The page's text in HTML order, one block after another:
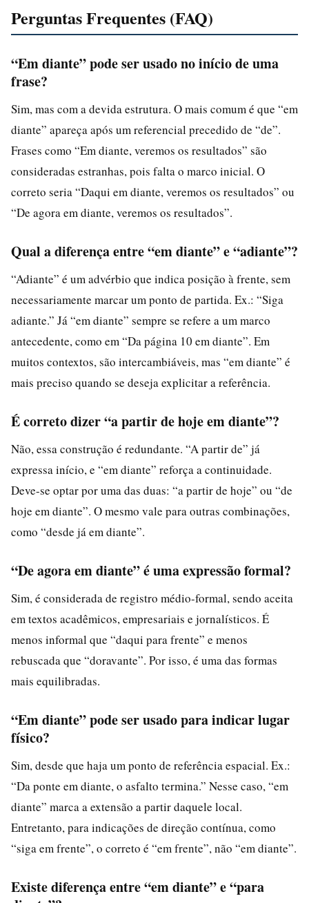
Perguntas Frequentes (FAQ)
“Em diante” pode ser usado no início de uma
frase?
Sim, mas com a devida estrutura. O mais comum é que “em
diante” apareça após um referencial precedido de “de”.
Frases como “Em diante, veremos os resultados” são
consideradas estranhas, pois falta o marco inicial. O
correto seria “Daqui em diante, veremos os resultados” ou
“De agora em diante, veremos os resultados”.
Qual a diferença entre “em diante” e “adiante”?
“Adiante” é um advérbio que indica posição à frente, sem
necessariamente marcar um ponto de partida. Ex.: “Siga
adiante.” Já “em diante” sempre se refere a um marco
antecedente, como em “Da página 10 em diante”. Em
muitos contextos, são intercambiáveis, mas “em diante” é
mais preciso quando se deseja explicitar a referência.
É correto dizer “a partir de hoje em diante”?
Não, essa construção é redundante. “A partir de” já
expressa início, e “em diante” reforça a continuidade.
Deve-se optar por uma das duas: “a partir de hoje” ou “de
hoje em diante”. O mesmo vale para outras combinações,
como “desde já em diante”.
“De agora em diante” é uma expressão formal?
Sim, é considerada de registro médio-formal, sendo aceita
em textos acadêmicos, empresariais e jornalísticos. É
menos informal que “daqui para frente” e menos
rebuscada que “doravante”. Por isso, é uma das formas
mais equilibradas.
“Em diante” pode ser usado para indicar lugar
físico?
Sim, desde que haja um ponto de referência espacial. Ex.:
“Da ponte em diante, o asfalto termina.” Nesse caso, “em
diante” marca a extensão a partir daquele local.
Entretanto, para indicações de direção contínua, como
“siga em frente”, o correto é “em frente”, não “em diante”.
Existe diferença entre “em diante” e “para